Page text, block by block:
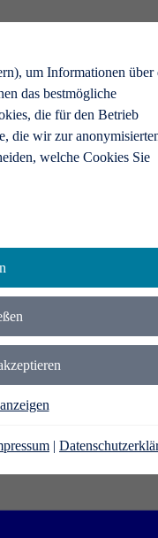
um Informationen über
das bestmögliche
die für den Betrieb
die wir zur
welche Cookies Sie
|